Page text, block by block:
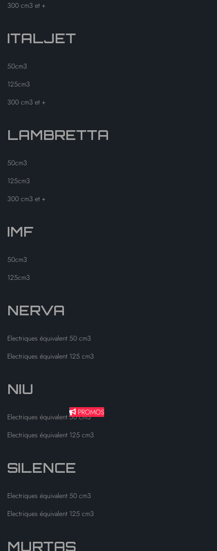
300 cm3 et +
ITALJET
50cm3
125cm3
300 cm3 et +
LAMBRETTA
50cm3
125cm3
300 cm3 et +
IMF
50cm3
125cm3
NERVA
Electriques équivalent 50 cm3
Electriques équivalent 125 cm3
NIU
Electriques équivalent 50 cm3
Electriques équivalent 125 cm3
SILENCE
Electriques équivalent 50 cm3
Electriques équivalent 125 cm3
MURTAS
PROMOS